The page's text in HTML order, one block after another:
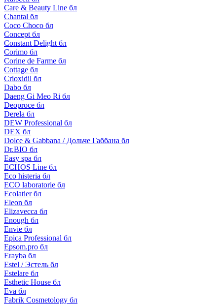
Care & Beauty Line бл
Chantal бл
Coco Choco бл
Concept бл
Constant Delight бл
Corimo бл
Corine de Farme бл
Cottage бл
Crioxidil бл
Dabo бл
Daeng Gi Meo Ri бл
Deoproce бл
Derela бл
DEW Professional бл
DEX бл
Dolce & Gabbana / Дольче Габбана бл
Dr.BIO бл
Easy spa бл
ECHOS Line бл
Eco histeria бл
ECO laboratorie бл
Ecolatier бл
Eleon бл
Elizavecca бл
Enough бл
Envie бл
Epica Professional бл
Epsom.pro бл
Erayba бл
Estel / Эстель бл
Estelare бл
Esthetic House бл
Eva бл
Fabrik Cosmetology бл